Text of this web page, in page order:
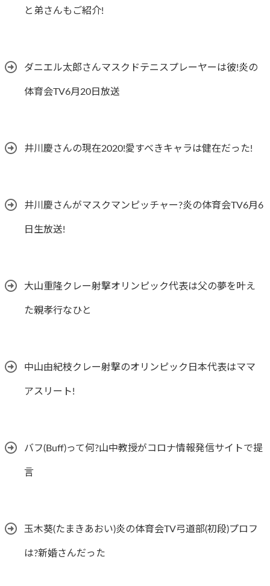
と弟さんもご紹介!
ダニエル太郎さんマスクドテニスプレーヤーは彼!炎の
体育会TV6月20日放送
井川慶さんの現在2020!愛すべきキャラは健在だった!
井川慶さんがマスクマンピッチャー?炎の体育会TV6月6
日生放送!
大山重隆クレー射撃オリンピック代表は父の夢を叶え
た親孝行なひと
中山由紀枝クレー射撃のオリンピック日本代表はママ
アスリート!
バフ(Buff)って何?山中教授がコロナ情報発信サイトで提
言
玉木葵(たまきあおい)炎の体育会TV弓道部(初段)プロフ
は?新婚さんだった